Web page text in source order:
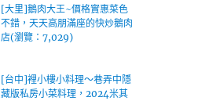
[大里]鵝肉大王~價格實惠菜色
不錯，天天高朋滿座的快炒鵝肉
店(瀏覽：7,029)
[台中]裡小樓小料理～巷弄中隱
藏版私房小菜料理，2024米其